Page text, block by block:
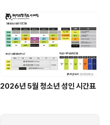
2026년 5월 청소년 성인 시간표